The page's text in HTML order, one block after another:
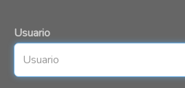
Usuario